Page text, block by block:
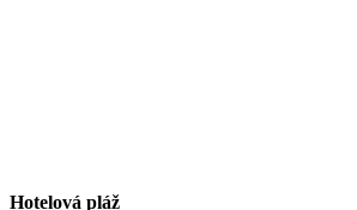
Hotelová pláž